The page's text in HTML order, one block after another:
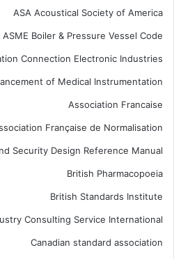
ASA Acoustical Society of America
ASME Boiler & Pressure Vessel Code
Connection Electronic Industries
of Medical Instrumentation
Association Francaise
Française de Normalisation
Security Design Reference Manual
British Pharmacopoeia
British Standards Institute
Consulting Service International
Canadian standard association